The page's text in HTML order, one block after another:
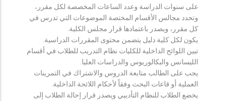
على سنوات الدراسة وعدد الساعات المخصصة لكل مقرر،
وتحدد مجالس الأقسام المختصة الموضوعات التي تدرس في
كل مقرر، ويصدر باعتمادها قرار مجلس الكلية.
يكون لكل كلية دليل يتضمن محتوى المقررات الدراسية.
تبين اللوائح الداخلية للكليات نظام التدريب للطلاب في أقسام
الليسانس والبكالوريوس والدراسات العليا.
يجب على الطالب متابعة الدروس والاشتراك في التمرينات
العملية أو قاعات البحث وفقاً لأحكام اللائحة الداخلية.
يخضع الطلاب للنظام التأديبي ويصدر قرار إحالة الطلاب إلى